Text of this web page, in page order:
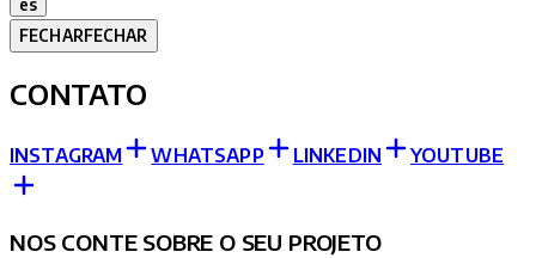
FECHARFECHAR
CONTATO
INSTAGRAM WHATSAPP LINKEDIN YOUTUBE
NOS CONTE SOBRE O SEU PROJETO